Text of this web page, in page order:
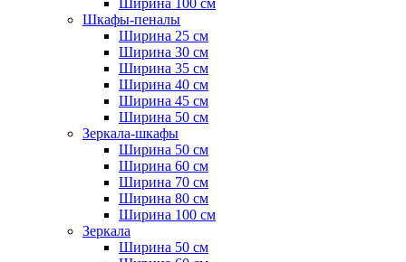
Ширина 100 см
Шкафы-пеналы
Ширина 25 см
Ширина 30 см
Ширина 35 см
Ширина 40 см
Ширина 45 см
Ширина 50 см
Зеркала-шкафы
Ширина 50 см
Ширина 60 см
Ширина 70 см
Ширина 80 см
Ширина 100 см
Зеркала
Ширина 50 см